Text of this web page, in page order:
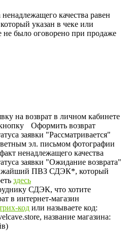
качества равен
указан в чеке или
не было оговорено при продаже
на возврат в личном кабинете
Оформить возврат
заявки "Рассматривается"
эл. письмом фотографии
ненадлежащего качества
заявки "Ожидание возврата"
ПВЗ СДЭК*, который
здесь
СДЭК, что хотите
в интернет-магазин
код или называете код:
название магазина: